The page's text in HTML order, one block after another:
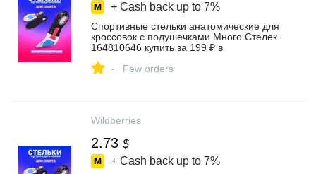
+ Cash back up to 7%
Спортивные стельки анатомические для
кроссовок с подушечками Много Стелек
164810646 купить за 199 ₽ в
- Few orders
Wildberries
2.73 $
+ Cash back up to 7%